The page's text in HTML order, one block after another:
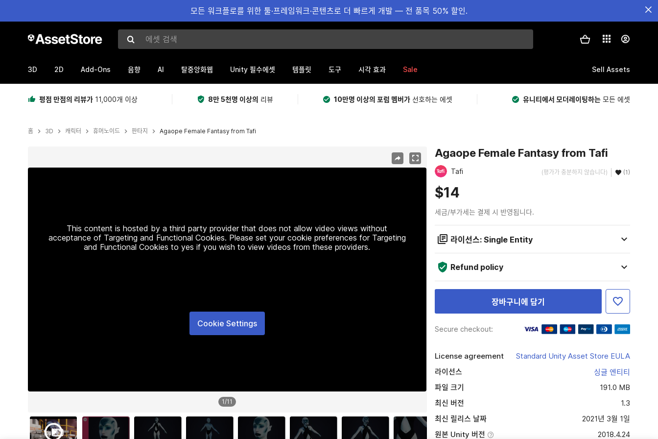
모든 워크플로를 위한 툴·프레임워크·콘텐츠로 더 빠르게 개발 — 전 품목 50% 할인.
에셋 검색
3D 2D Add-Ons 음향 AI 탈중앙화웹 Unity 필수에셋 템플릿 도구 시각 효과 Sale Sell Assets
평점 만점의 리뷰가 11,000개 이상 8만 5천명 이상의 리뷰 10만명 이상의 포럼 멤버가 선호하는 에셋 유니티에서 모더레이팅하는 모든 에셋
홈 3D 캐릭터 휴머노이드 판타지 Agaope Female Fantasy from Tafi
This content is hosted by a third party provider that does not allow video views without
acceptance of Targeting and Functional Cookies. Please set your cookie preferences for Targeting
and Functional Cookies to yes if you wish to view videos from these providers.
Cookie Settings
1/11
Agaope Female Fantasy from Tafi
Tafi (평가가 충분하지 않습니다) (1)
$14
세금/부가세는 결제 시 반영됩니다.
라이선스: Single Entity
Refund policy
장바구니에 담기
Secure checkout:
License agreement
Standard Unity Asset Store EULA
라이선스
싱글 엔티티
파일 크기
191.0 MB
최신 버전
1.3
최신 릴리스 날짜
2021년 3월 1일
원본 Unity 버전
2018.4.24